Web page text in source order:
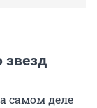
звезд
самом деле